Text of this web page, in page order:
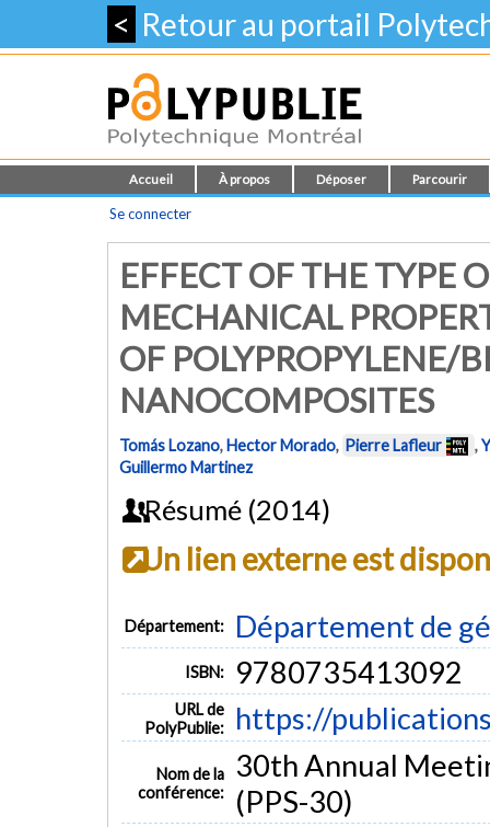
< Retour au portail
Accueil À propos Déposer Parcourir
Se connecter
EFFECT OF THE TYPE
MECHANICAL
OF POLYPROPYLENE/
NANOCOMPOSITES
Tomás Lozano,Hector Morado, Pierre Lafleur ,
Guillermo Martinez
Résumé (2014)
Un lien externe est
Département: Département de
ISBN: 9780735413092
URL de
PolyPublie:
https://
Nom de la
conférence:
30th Annual
(PPS-30)